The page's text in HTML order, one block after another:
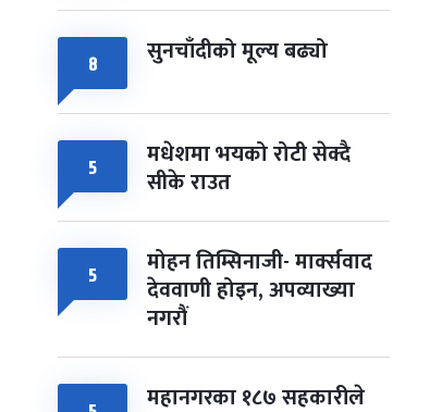
८ सुनचाँदीको मूल्य बढ्यो
५ मधेशमा भयको रोटी सेक्दै
सीके राउत
५ मोहन तिम्सिनाजी- मार्क्सवाद
देववाणी होइन, अपव्याख्या
नगरौं
महानगरका १८७ सहकारीले